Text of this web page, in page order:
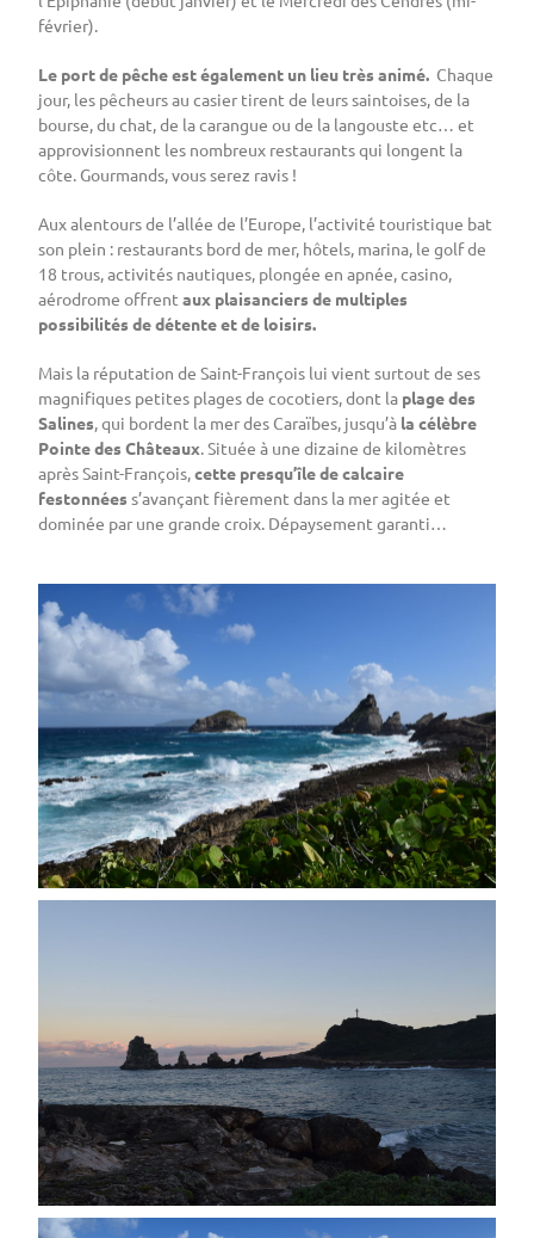
février).
Le port de pêche est également un lieu très animé. Chaque
jour, les pêcheurs au casier tirent de leurs saintoises, de la
bourse, du chat, de la carangue ou de la langouste etc… et
approvisionnent les nombreux restaurants qui longent la
côte. Gourmands, vous serez ravis !
Aux alentours de l’allée de l’Europe, l’activité touristique bat
son plein : restaurants bord de mer, hôtels, marina, le golf de
18 trous, activités nautiques, plongée en apnée, casino,
aérodrome offrentaux plaisanciers de multiples
possibilités de détente et de loisirs.
Mais la réputation de Saint-François lui vient surtout de ses
magnifiques petites plages de cocotiers, dont la plage des
Salines, qui bordent la mer des Caraïbes, jusqu’à la célèbre
Pointe des Châteaux. Située à une dizaine de kilomètres
après Saint-François,cette presqu’île de calcaire
festonnées s’avançant fièrement dans la mer agitée et
dominée par une grande croix. Dépaysement garanti…